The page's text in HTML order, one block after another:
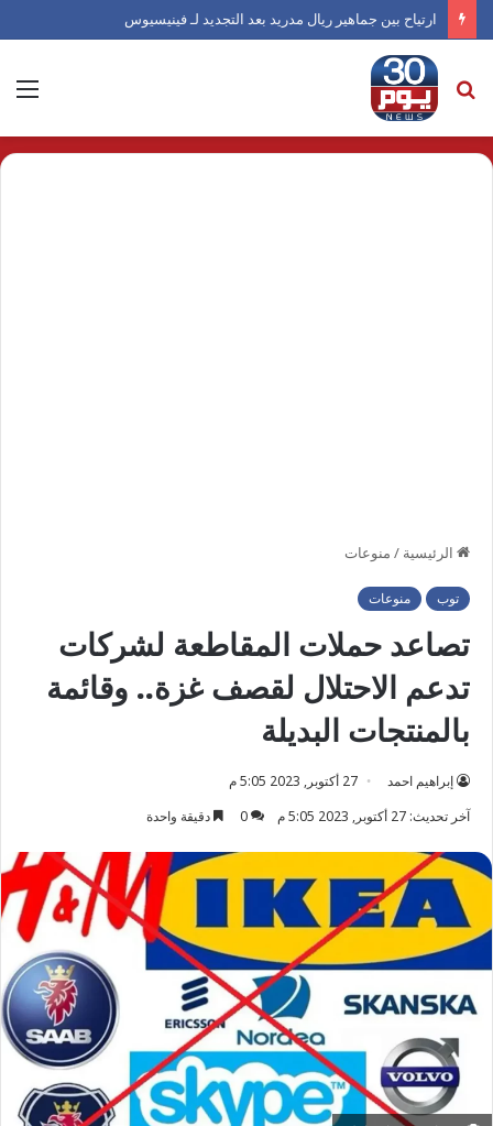
ارتياح بين جماهير ريال مدريد بعد التجديد لـ فينيسيوس
بحث
عن
الرئيسية / منوعات
توب منوعات
تصاعد حملات المقاطعة لشركات
تدعم الاحتلال لقصف غزة.. وقائمة
بالمنتجات البديلة
إبراهيم احمد
27 أكتوبر, 2023 5:05 م
آخر تحديث: 27 أكتوبر, 2023 5:05 م
0 دقيقة واحدة